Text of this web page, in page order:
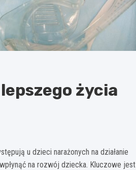
życia
u dzieci narażonych na działanie
na rozwój dziecka. Kluczowe jest